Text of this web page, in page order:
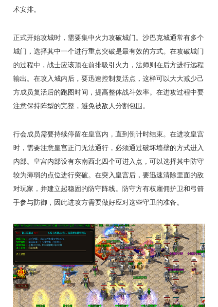
术安排。
正式开始攻城时，需要集中火力攻破城门。沙巴克城通常有多个
城门，选择其中一个进行重点突破是最有效的方式。在攻破城门
的过程中，战士应该顶在前排吸引火力，法师则在后方进行远程
输出。在攻入城内后，要迅速控制复活点，这样可以大大减少己
方成员复活后的跑图时间，提高整体战斗效率。在进攻过程中要
注意保持阵型的完整，避免被敌人分割包围。
行会成员需要持续停留在皇宫内，直到倒计时结束。在进攻皇宫
时，需要注意皇宫正门无法通行，必须通过破坏墙壁的方式进入
内部。皇宫内部设有东南西北四个可进入点，可以选择其中防守
较为薄弱的点位进行突破。在突入皇宫后，要迅速清除里面的敌
对玩家，并建立起稳固的防守阵线。防守方有权雇佣护卫和弓箭
手参与防御，因此进攻方需要做好应对这些守卫的准备。